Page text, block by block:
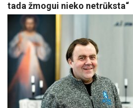
tada žmogui nieko netrūksta“